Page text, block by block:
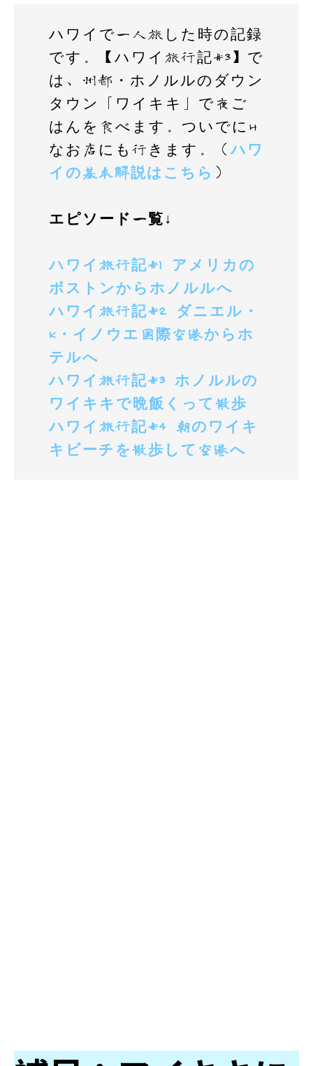
t
t
ハワイで一人旅した時の記録
です。【ハワイ旅行記#3】で
は、州都・ホノルルのダウン
タウン「ワイキキ」で夜ご
はんを食べます。ついでにH
なお店にも行きます。（ハワ
イの基本解説はこちら ）
エピソード一覧↓
ハワイ旅行記#1 アメリカの
ボストンからホノルルへ
ハワイ旅行記#2 ダニエル・
K・イノウエ国際空港からホ
テルへ
ハワイ旅行記#3 ホノルルの
ワイキキで晩飯くって散歩
ハワイ旅行記#4 朝のワイキ
キビーチを散歩して空港へ